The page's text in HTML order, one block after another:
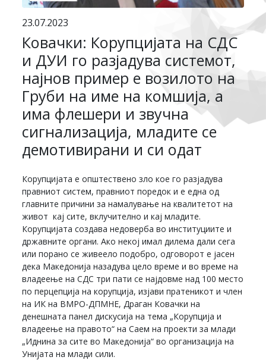
23.07.2023
Ковачки: Корупцијата на СДС
и ДУИ го разјадува системот,
најнов пример е возилото на
Груби на име на комшија, а
има флешери и звучна
сигнализација, младите се
демотивирани и си одат
Корупцијата е општествено зло кое го разјадува
правниот систем, правниот поредок и е една од
главните причини за намалување на квалитетот на
живот кај сите, вклучително и кај младите.
Корупцијата создава недоверба во институциите и
државните органи. Ако некој имал дилема дали сега
или порано се живеело подобро, одговорот е јасен
дека Македонија назадува цело време и во време на
владеење на СДС три пати се најдовме над 100 место
по перцепција на корупција, изјави пратеникот и член
на ИК на ВМРО-ДПМНЕ, Драган Ковачки на
денешната панел дискусија на тема „Корупција и
владеење на правото“ на Саем на проекти за млади
„Иднина за сите во Македонија“ во организација на
Унијата на млади сили.